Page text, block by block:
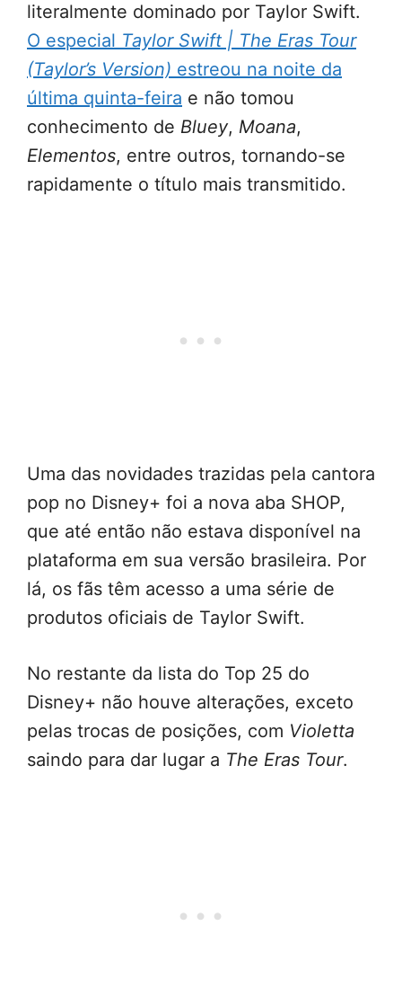
literalmente dominado por Taylor Swift.
O especial Taylor Swift | The Eras Tour
(Taylor’s Version) estreou na noite da
última quinta-feira e não tomou
conhecimento de Bluey, Moana,
Elementos, entre outros, tornando-se
rapidamente o título mais transmitido.
Uma das novidades trazidas pela cantora
pop no Disney+ foi a nova aba SHOP,
que até então não estava disponível na
plataforma em sua versão brasileira. Por
lá, os fãs têm acesso a uma série de
produtos oficiais de Taylor Swift.
No restante da lista do Top 25 do
Disney+ não houve alterações, exceto
pelas trocas de posições, com Violetta
saindo para dar lugar a The Eras Tour.